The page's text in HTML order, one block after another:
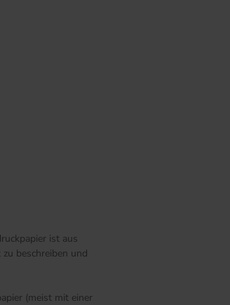
ist aus
beschreiben und
(meist mit einer